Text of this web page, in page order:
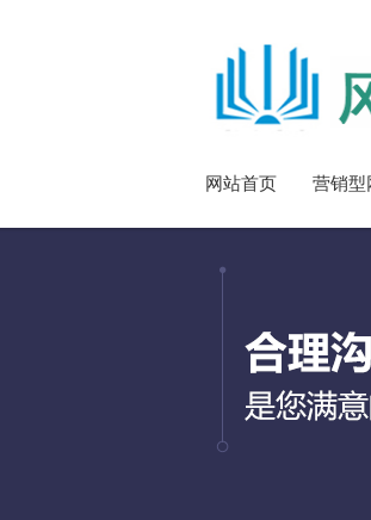
网站首页 营销型